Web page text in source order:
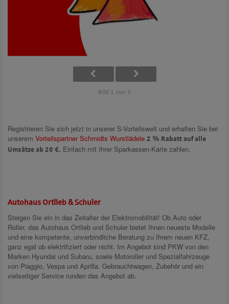
Bild 1 von 5
Registrieren Sie sich jetzt in unserer S-Vorteilswelt und erhalten Sie bei
unserem Vorteilspartner Schmidts Wurstlädele 2 % Rabatt auf alle
Umsätze ab 20 €. Einfach mit Ihrer Sparkassen-Karte zahlen.
Autohaus Ortlieb & Schuler
Steigen Sie ein in das Zeitalter der Elektromobilität! Ob Auto oder
Roller, das Autohaus Ortlieb und Schuler bietet Ihnen neueste Modelle
und eine kompetente, unverbindliche Beratung zu Ihrem neuen KFZ,
ganz egal ob elektrifiziert oder nicht. Im Angebot sind PKW von den
Marken Hyundai und Subaru, sowie Motoroller und Spezialfahrzeuge
von Piaggio, Vespa und Aprilla. Gebrauchtwagen, Zubehör und ein
vielseitiger Service runden das Angebot ab.